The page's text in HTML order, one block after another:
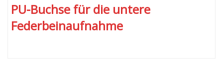
PU-Buchse für die untere
Federbeinaufnahme